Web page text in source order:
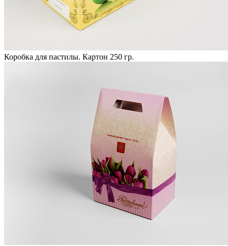
Коробка для пастилы. Картон 250 гр.